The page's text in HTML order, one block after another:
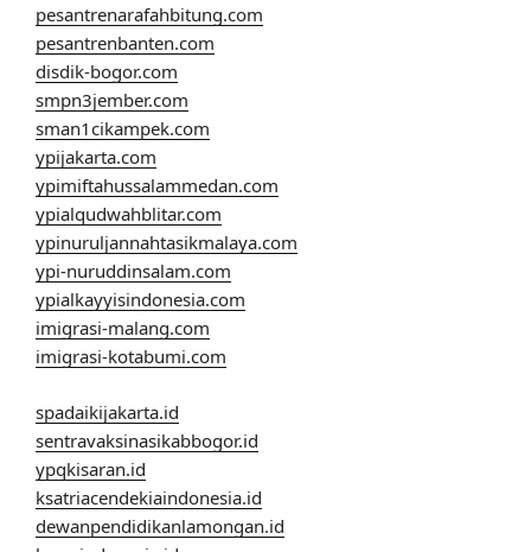
pesantrenarafahbitung.com
pesantrenbanten.com
disdik-bogor.com
smpn3jember.com
sman1cikampek.com
ypijakarta.com
ypimiftahussalammedan.com
ypialqudwahblitar.com
ypinuruljannahtasikmalaya.com
ypi-nuruddinsalam.com
ypialkayyisindonesia.com
imigrasi-malang.com
imigrasi-kotabumi.com
spadaikijakarta.id
sentravaksinasikabbogor.id
ypqkisaran.id
ksatriacendekiaindonesia.id
dewanpendidikanlamongan.id